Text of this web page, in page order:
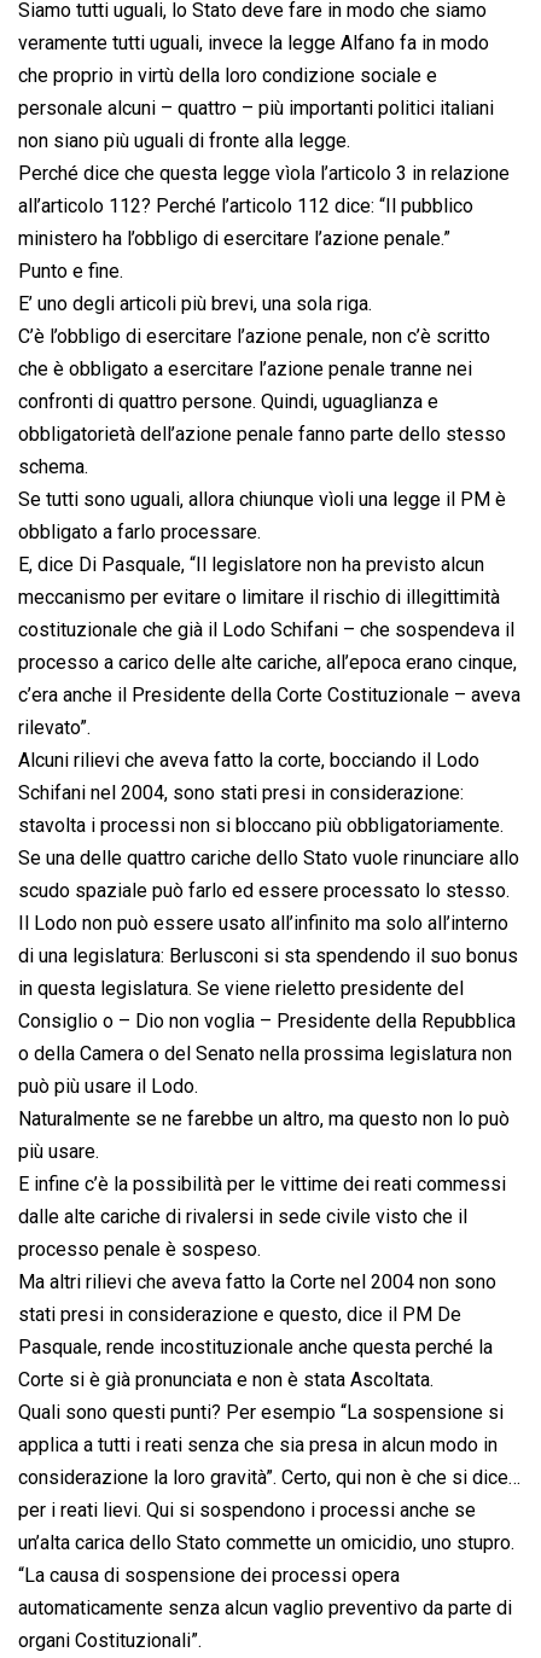
Siamo tutti uguali, lo Stato deve fare in modo che siamo
veramente tutti uguali, invece la legge Alfano fa in modo
che proprio in virtù della loro condizione sociale e
personale alcuni – quattro – più importanti politici italiani
non siano più uguali di fronte alla legge.
Perché dice che questa legge vìola l’articolo 3 in relazione
all’articolo 112? Perché l’articolo 112 dice: “Il pubblico
ministero ha l’obbligo di esercitare l’azione penale.”
Punto e fine.
E’ uno degli articoli più brevi, una sola riga.
C’è l’obbligo di esercitare l’azione penale, non c’è scritto
che è obbligato a esercitare l’azione penale tranne nei
confronti di quattro persone. Quindi, uguaglianza e
obbligatorietà dell’azione penale fanno parte dello stesso
schema.
Se tutti sono uguali, allora chiunque vìoli una legge il PM è
obbligato a farlo processare.
E, dice Di Pasquale, “Il legislatore non ha previsto alcun
meccanismo per evitare o limitare il rischio di illegittimità
costituzionale che già il Lodo Schifani – che sospendeva il
processo a carico delle alte cariche, all’epoca erano cinque,
c’era anche il Presidente della Corte Costituzionale – aveva
rilevato”.
Alcuni rilievi che aveva fatto la corte, bocciando il Lodo
Schifani nel 2004, sono stati presi in considerazione:
stavolta i processi non si bloccano più obbligatoriamente.
Se una delle quattro cariche dello Stato vuole rinunciare allo
scudo spaziale può farlo ed essere processato lo stesso.
Il Lodo non può essere usato all’infinito ma solo all’interno
di una legislatura: Berlusconi si sta spendendo il suo bonus
in questa legislatura. Se viene rieletto presidente del
Consiglio o – Dio non voglia – Presidente della Repubblica
o della Camera o del Senato nella prossima legislatura non
può più usare il Lodo.
Naturalmente se ne farebbe un altro, ma questo non lo può
più usare.
E infine c’è la possibilità per le vittime dei reati commessi
dalle alte cariche di rivalersi in sede civile visto che il
processo penale è sospeso.
Ma altri rilievi che aveva fatto la Corte nel 2004 non sono
stati presi in considerazione e questo, dice il PM De
Pasquale, rende incostituzionale anche questa perché la
Corte si è già pronunciata e non è stata Ascoltata.
Quali sono questi punti? Per esempio “La sospensione si
applica a tutti i reati senza che sia presa in alcun modo in
considerazione la loro gravità”. Certo, qui non è che si dice…
per i reati lievi. Qui si sospendono i processi anche se
un’alta carica dello Stato commette un omicidio, uno stupro.
“La causa di sospensione dei processi opera
automaticamente senza alcun vaglio preventivo da parte di
organi Costituzionali”.